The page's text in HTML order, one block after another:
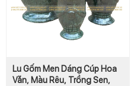
Lu Gốm Men Dáng Cúp Hoa
Văn, Màu Rêu, Trồng Sen,